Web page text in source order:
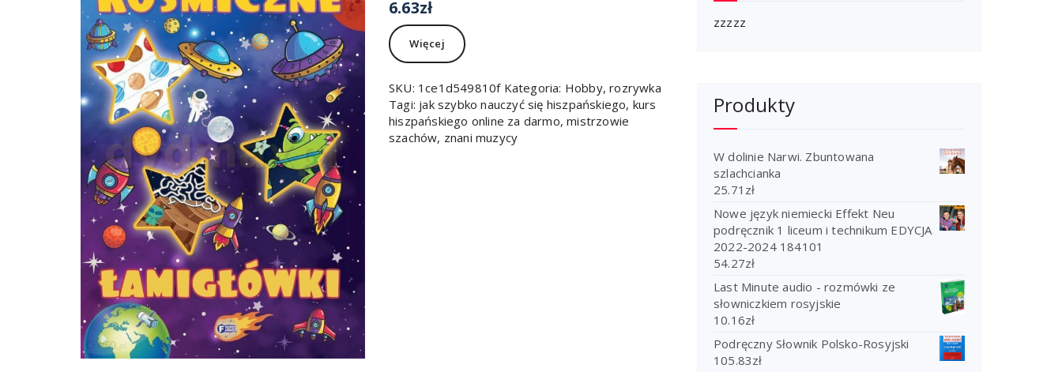
6.63zł
Więcej
SKU: 1ce1d549810f Kategoria: Hobby, rozrywka
Tagi: jak szybko nauczyć się hiszpańskiego, kurs
hiszpańskiego online za darmo,mistrzowie
szachów, znani muzycy
zzzzz
Produkty
W dolinie Narwi. Zbuntowana
szlachcianka
25.71 zł
Nowe język niemiecki Effekt Neu
podręcznik 1 liceum i technikum EDYCJA
2022-2024 184101
54.27zł
Last Minute audio - rozmówki ze
słowniczkiem rosyjskie
10.16zł
Podręczny Słownik Polsko-Rosyjski
105.83zł